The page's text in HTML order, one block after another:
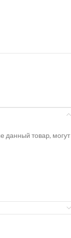
данный товар, могут